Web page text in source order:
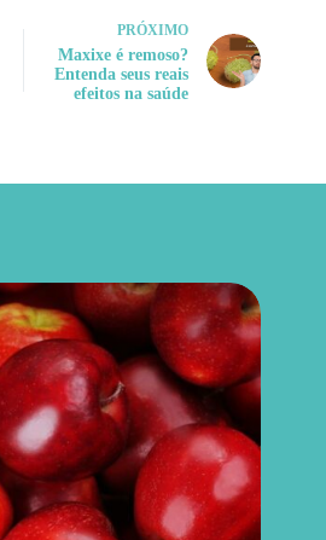
PRÓXIMO
Maxixe é remoso?
Entenda seus reais
efeitos na saúde